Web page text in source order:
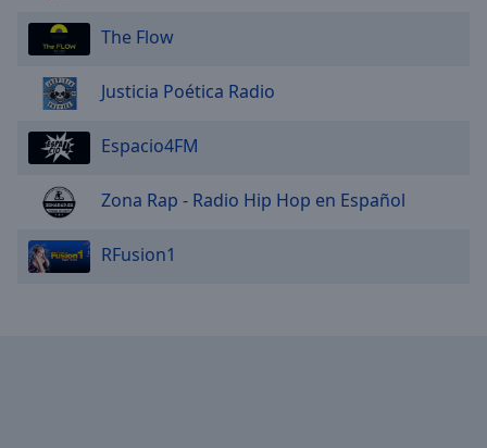
The Flow
Justicia Poética Radio
Espacio4FM
Zona Rap - Radio Hip Hop en Español
RFusion1